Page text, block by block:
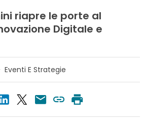
riapre le porte al
Digitale e
Eventi E Strategie